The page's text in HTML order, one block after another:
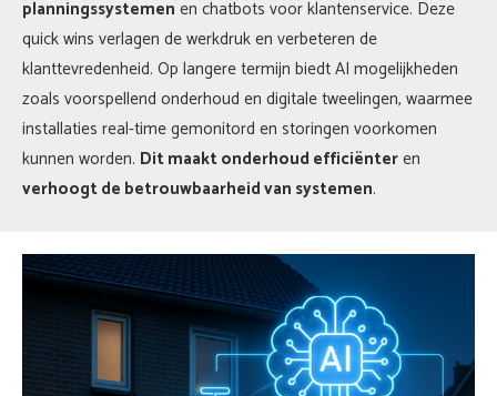
planningssystemen en chatbots voor klantenservice. Deze
quick wins verlagen de werkdruk en verbeteren de
klanttevredenheid. Op langere termijn biedt AI mogelijkheden
zoals voorspellend onderhoud en digitale tweelingen, waarmee
installaties real-time gemonitord en storingen voorkomen
kunnen worden. Dit maakt onderhoud efficiënteren
verhoogt de betrouwbaarheid van systemen.